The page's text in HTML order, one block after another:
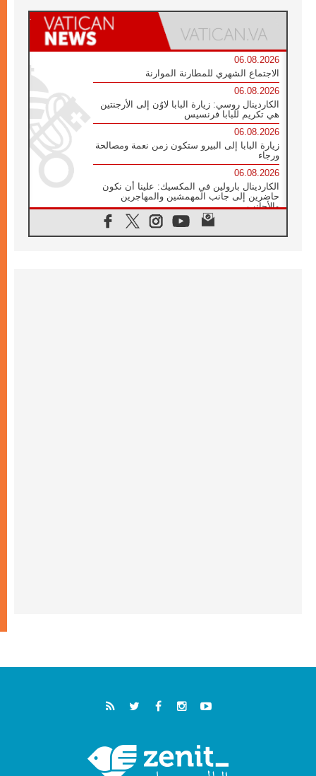
06.08.2026
الاجتماع الشهري للمطارنة الموارنة
06.08.2026
الكاردينال روسي: زيارة البابا لاوُن إلى الأرجنتين
هي تكريم للبابا فرنسيس
06.08.2026
زيارة البابا إلى البيرو ستكون زمن نعمة ومصالحة
ورجاء
06.08.2026
الكاردينال بارولين في المكسيك: علينا أن نكون
حاضرين إلى جانب المهمشين والمهاجرين
والأجانب
البابا لاوُن الرابع عشر للشباب في أسيزي: